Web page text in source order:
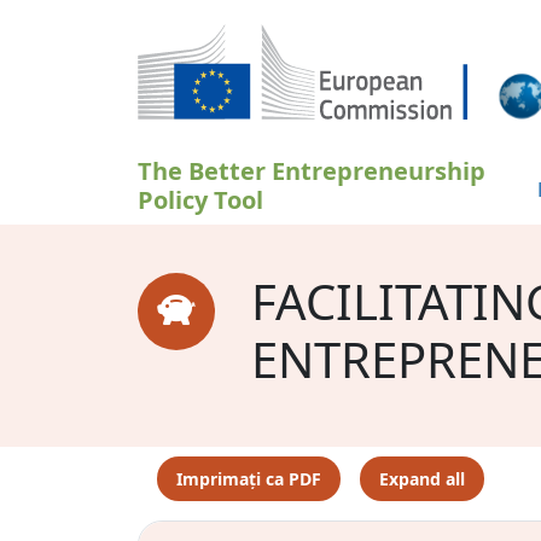
Sari la conținutul principal
The Better Entrepreneurship
Policy Tool
Imprimați ca PDF Expand all